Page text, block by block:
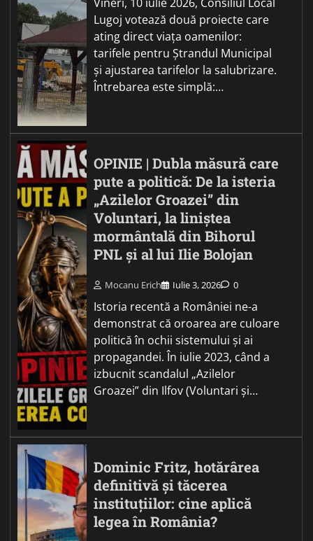
Lugoj votează două proiecte care
ating direct viața oamenilor:
tarifele pentru Ștrandul Municipal
și ajustarea tarifelor la salubrizare.
Întrebarea este simplă:…
OPINIE | Dubla măsură care
pute a politică: De la isteria
„Azilelor Groazei” din
Voluntari, la liniștea
mormântală din Bihorul
PNL și al lui Ilie Bolojan
Mocanu Erich Iulie 3, 2026 0
Istoria recentă a României ne-a
demonstrat că oroarea are culoare
politică în ochii sistemului și ai
propagandei. În iulie 2023, când a
izbucnit scandalul „Azilelor
Groazei” din Ilfov (Voluntari și…
Dominic Fritz, hotărârea
definitivă și tăcerea
instituțiilor: cine aplică
legea în România?